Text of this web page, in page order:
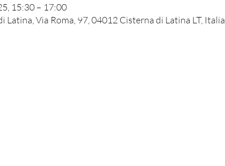
15:30 – 17:00
Latina, Via Roma, 97, 04012 Cisterna di Latina LT, Italia